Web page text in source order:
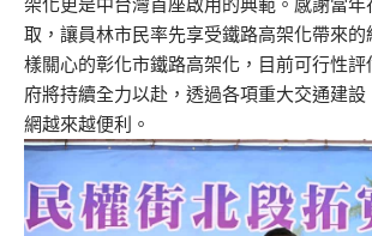
取，讓員林市民率先享受鐵路高架化帶來
樣關心的彰化市鐵路高架化，目前可行性
府將持續全力以赴，透過各項重大交通建
網越來越便利。